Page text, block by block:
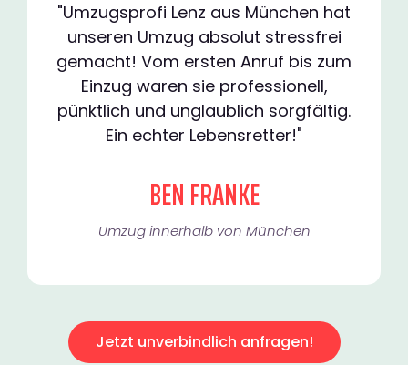
"Umzugsprofi Lenz aus München hat
unseren Umzug absolut stressfrei
gemacht! Vom ersten Anruf bis zum
Einzug waren sie professionell,
pünktlich und unglaublich sorgfältig.
Ein echter Lebensretter!"
BEN FRANKE
Umzug innerhalb von München​
Jetzt unverbindlich anfragen!